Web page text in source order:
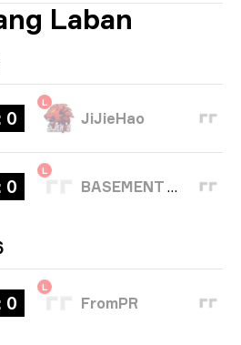
Laban
0
L
JiJieHao
0
L
BASEMENT BOYS
0
L
FromPR